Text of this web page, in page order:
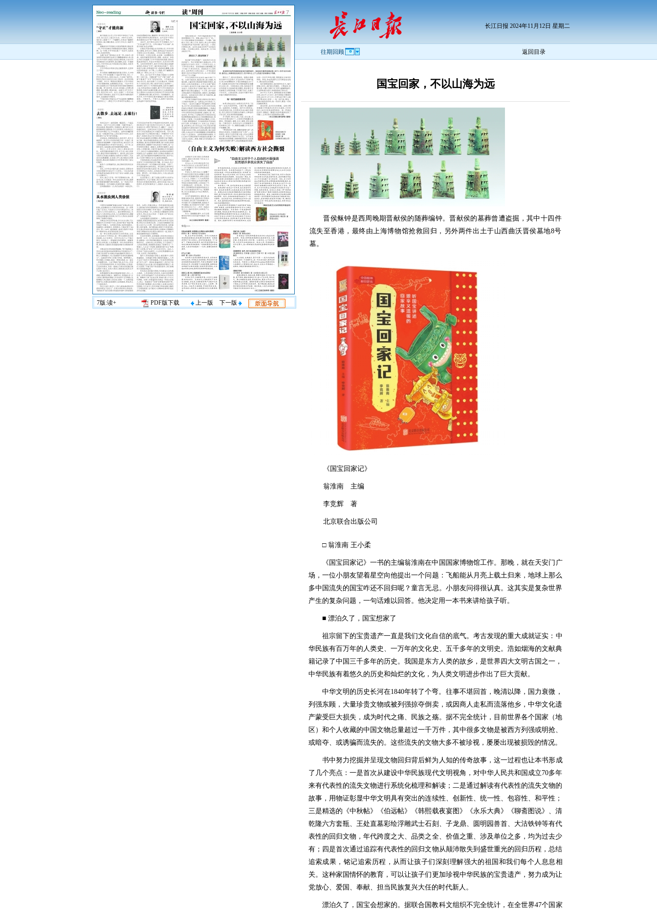
7版:读+ PDF版下载 上一版 下一版
长江日报 2024年11月12日 星期二
往期回顾 返回目录
国宝回家，不以山海为远
晋侯稣钟是西周晚期晋献侯的随葬编钟。晋献侯的墓葬曾遭盗掘，其中十四件
流失至香港，最终由上海博物馆抢救回归，另外两件出土于山西曲沃晋侯墓地8号
墓。
《国宝回家记》
翁淮南 主编
李竞辉 著
北京联合出版公司
□ 翁淮南 王小柔
《国宝回家记》一书的主编翁淮南在中国国家博物馆工作。那晚，就在天安门广
场，一位小朋友望着星空向他提出一个问题：飞船能从月亮上载土归来，地球上那么
多中国流失的国宝咋还不回归呢？童言无忌。小朋友问得很认真。这其实是复杂世界
产生的复杂问题，一句话难以回答。他决定用一本书来讲给孩子听。
■ 漂泊久了，国宝想家了
祖宗留下的宝贵遗产一直是我们文化自信的底气。考古发现的重大成就证实：中
华民族有百万年的人类史、一万年的文化史、五千多年的文明史。浩如烟海的文献典
籍记录了中国三千多年的历史。我国是东方人类的故乡，是世界四大文明古国之一，
中华民族有着悠久的历史和灿烂的文化，为人类文明进步作出了巨大贡献。
中华文明的历史长河在1840年转了个弯。往事不堪回首，晚清以降，国力衰微，
列强东顾，大量珍贵文物或被列强掠夺倒卖，或因商人走私而流落他乡，中华文化遗
产蒙受巨大损失，成为时代之痛、民族之殇。据不完全统计，目前世界各个国家（地
区）和个人收藏的中国文物总量超过一千万件，其中很多文物是被西方列强或明抢、
或暗夺、或诱骗而流失的。这些流失的文物大多不被珍视，屡屡出现被损毁的情况。
书中努力挖掘并呈现文物回归背后鲜为人知的传奇故事，这一过程也让本书形成
了几个亮点：一是首次从建设中华民族现代文明视角，对中华人民共和国成立70多年
来有代表性的流失文物进行系统化梳理和解读；二是通过解读有代表性的流失文物的
故事，用物证彰显中华文明具有突出的连续性、创新性、统一性、包容性、和平性；
三是精选的《中秋帖》《伯远帖》《韩熙载夜宴图》《永乐大典》《聊斋图说》、清
乾隆六方套瓶、王处直墓彩绘浮雕武士石刻、子龙鼎、圆明园兽首、大沽铁钟等有代
表性的回归文物，年代跨度之大、品类之全、价值之重、涉及单位之多，均为过去少
有；四是首次通过追踪有代表性的回归文物从颠沛散失到盛世重光的回归历程，总结
追索成果，铭记追索历程，从而让孩子们深刻理解强大的祖国和我们每个人息息相
关。这种家国情怀的教育，可以让孩子们更加珍视中华民族的宝贵遗产，努力成为让
党放心、爱国、奉献、担当民族复兴大任的时代新人。
漂泊久了，国宝会想家的。据联合国教科文组织不完全统计，在全世界47个国家